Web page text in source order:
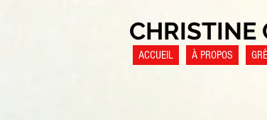
CHRISTINE
ACCUEIL À PROPOS